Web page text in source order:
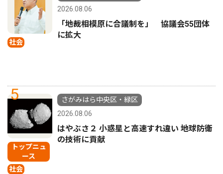
社会
2026.08.06
「地裁相模原に合議制を」 協議会55団体
に拡大
5
トップニュ
ース
社会
さがみはら中央区・緑区
2026.08.06
はやぶさ２ 小惑星と高速すれ違い 地球防衛
の技術に貢献